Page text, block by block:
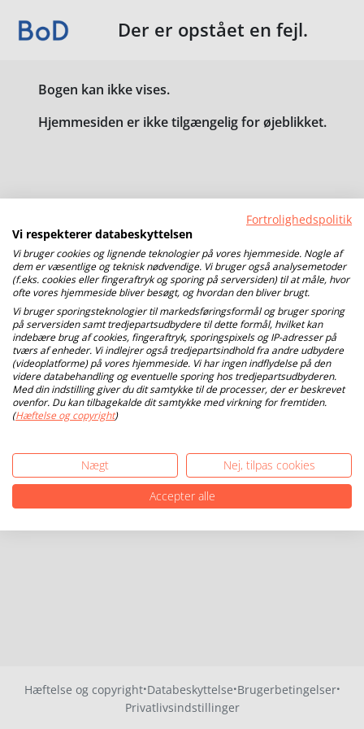
Der er opstået en fejl.
Bogen kan ikke vises.
Hjemmesiden er ikke tilgængelig for øjeblikket.
Hæftelse og copyright·Databeskyttelse·Brugerbetingelser·
Privatlivsindstillinger
Fortrolighedspolitik
Vi respekterer databeskyttelsen
Vi bruger cookies og lignende teknologier på vores hjemmeside. Nogle af
dem er væsentlige og teknisk nødvendige. Vi bruger også analysemetoder
(f.eks. cookies eller fingeraftryk og sporing på serversiden) til at måle, hvor
ofte vores hjemmeside bliver besøgt, og hvordan den bliver brugt.
Vi bruger sporingsteknologier til markedsføringsformål og bruger sporing
på serversiden samt tredjepartsudbydere til dette formål, hvilket kan
indebære brug af cookies, fingeraftryk, sporingspixels og IP-adresser på
tværs af enheder. Vi indlejrer også tredjepartsindhold fra andre udbydere
(videoplatforme) på vores hjemmeside. Vi har ingen indflydelse på den
videre databehandling og eventuelle sporing hos tredjepartsudbyderen.
Med din indstilling giver du dit samtykke til de processer, der er beskrevet
ovenfor. Du kan tilbagekalde dit samtykke med virkning for fremtiden.
(Hæftelse og copyright)
Nægt
Nej, tilpas cookies
Accepter alle